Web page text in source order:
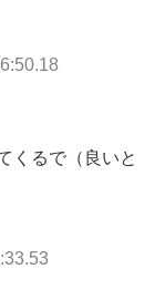
くるで（良いと